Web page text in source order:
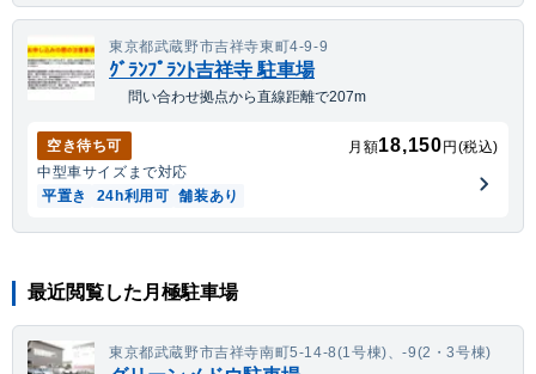
東京都武蔵野市吉祥寺東町4-9-9
ｸﾞﾗﾝﾌﾟﾗﾝﾄ吉祥寺 駐車場
問い合わせ拠点から直線距離で207m
空き待ち可 月額18,150円(税込)
中型車サイズまで対応
平置き
24h利用可 舗装あり
最近閲覧した月極駐車場
東京都武蔵野市吉祥寺南町5-14-8(1号棟)、-9(2・3号棟)